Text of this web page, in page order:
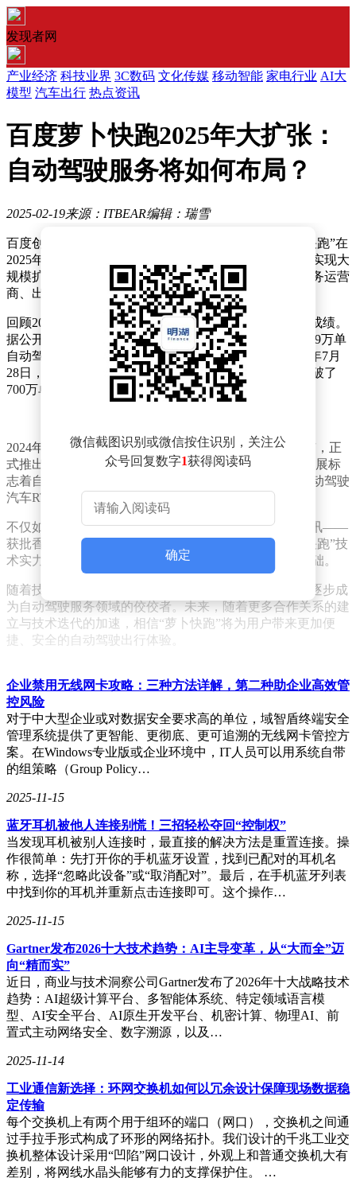
发现者网
产业经济 科技业界 3C数码 文化传媒 移动智能 家电行业 AI大
模型 汽车出行 热点资讯
百度萝卜快跑2025年大扩张：
自动驾驶服务将如何布局？
2025-02-19来源：ITBEAR编辑：瑞雪
百度创始人李彦宏近期分享了关于自动驾驶服务“萝卜快跑”在
2025年的重要发展规划。据悉，该服务将在新的一年里实现大
规模扩张，并积极寻求与各界的合作机会，包括移动服务运营
商、出租车公司及第三方车队运营方等。
回顾2024年，“萝卜快跑”的自动驾驶服务已取得了显著成绩。
据公开数据显示，仅在第二季度，该服务就提供了约89.9万单
自动驾驶订单，与前一年同期相比增长了26%。至2024年7月
28日，累计为公众提供的自动驾驶出行服务订单更是突破了
700万单大关。
2024年6月19日，“萝卜快跑”在武汉这一最大的运营城市，正
式推出了100%全无人驾驶叫车服务，这一里程碑式的进展标
志着自动驾驶技术的成熟与普及。与此同时，第六代自动驾驶
汽车RT6也已步入规模化全无人道路测试的崭新阶段。
不仅如此，“萝卜快跑”在2024年12月还迎来了另一大喜讯——
获批香港首个自动驾驶牌照。这一成就不仅是对“萝卜快跑”技
术实力的认可，更为其全球业务拓展计划奠定了坚实基础。
随着技术的不断进步与市场的持续拓展，“萝卜快跑”正逐步成
为自动驾驶服务领域的佼佼者。未来，随着更多合作关系的建
立与技术迭代的加速，相信“萝卜快跑”将为用户带来更加便
捷、安全的自动驾驶出行体验。
微信截图识别或微信按住识别，关注公
众号回复数字1获得阅读码
确定
企业禁用无线网卡攻略：三种方法详解，第二种助企业高效管
控风险
对于中大型企业或对数据安全要求高的单位，域智盾终端安全
管理系统提供了更智能、更彻底、更可追溯的无线网卡管控方
案。在Windows专业版或企业环境中，IT人员可以用系统自带
的组策略（Group Policy…
2025-11-15
蓝牙耳机被他人连接别慌！三招轻松夺回“控制权”
当发现耳机被别人连接时，最直接的解决方法是重置连接。操
作很简单：先打开你的手机蓝牙设置，找到已配对的耳机名
称，选择“忽略此设备”或“取消配对”。最后，在手机蓝牙列表
中找到你的耳机并重新点击连接即可。这个操作…
2025-11-15
Gartner发布2026十大技术趋势：AI主导变革，从“大而全”迈
向“精而实”
近日，商业与技术洞察公司Gartner发布了2026年十大战略技术
趋势：AI超级计算平台、多智能体系统、特定领域语言模
型、AI安全平台、AI原生开发平台、机密计算、物理AI、前
置式主动网络安全、数字溯源，以及…
2025-11-14
工业通信新选择：环网交换机如何以冗余设计保障现场数据稳
定传输
每个交换机上有两个用于组环的端口（网口），交换机之间通
过手拉手形式构成了环形的网络拓扑。我们设计的千兆工业交
换机整体设计采用“凹陷”网口设计，外观上和普通交换机大有
差别，将网线水晶头能够有力的支撑保护住。 …